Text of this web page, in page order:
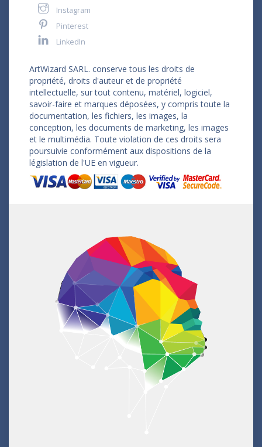
Instagram
Pinterest
LinkedIn
ArtWizard SARL. conserve tous les droits de
propriété, droits d'auteur et de propriété
intellectuelle, sur tout contenu, matériel, logiciel,
savoir-faire et marques déposées, y compris toute la
documentation, les fichiers, les images, la
conception, les documents de marketing, les images
et le multimédia. Toute violation de ces droits sera
poursuivie conformément aux dispositions de la
législation de l'UE en vigueur.